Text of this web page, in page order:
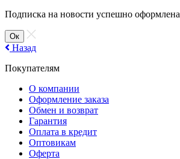
Подписка на новости успешно оформлена
Ок
Назад
Покупателям
О компании
Оформление заказа
Обмен и возврат
Гарантия
Оплата в кредит
Оптовикам
Оферта